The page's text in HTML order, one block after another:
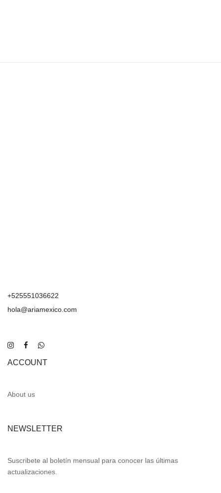
+525551036622
hola@ariamexico.com
ACCOUNT
About us
NEWSLETTER
Suscribete al boletín mensual para conocer las últimas
actualizaciones.